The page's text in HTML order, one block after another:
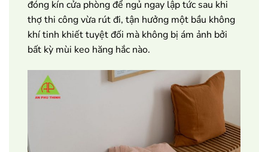
đóng kín cửa phòng để ngủ ngay lập tức sau khi
thợ thi công vừa rút đi, tận hưởng một bầu không
khí tinh khiết tuyệt đối mà không bị ám ảnh bởi
bất kỳ mùi keo hăng hắc nào.